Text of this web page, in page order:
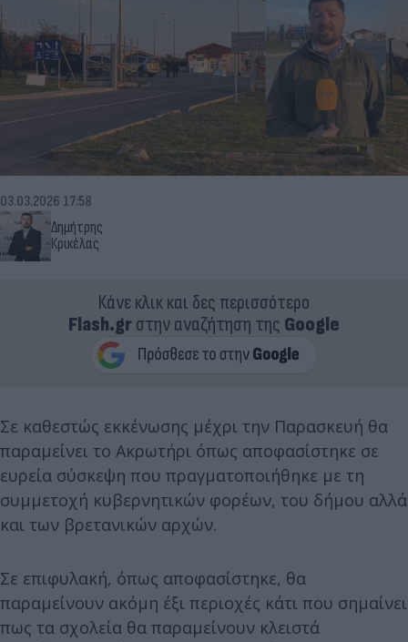
Δημήτρης
Κρικέλας
03.03.2026 17:58
Κάνε κλικ και δες περισσότερο
Flash.grστην αναζήτηση της Google
Σε καθεστώς εκκένωσης μέχρι την Παρασκευή θα
παραμείνει το Ακρωτήρι όπως αποφασίστηκε σε
ευρεία σύσκεψη που πραγματοποιήθηκε με τη
συμμετοχή κυβερνητικών φορέων, του δήμου αλλά
και των βρετανικών αρχών.
Σε επιφυλακή, όπως αποφασίστηκε, θα
παραμείνουν ακόμη έξι περιοχές κάτι που σημαίνει
πως τα σχολεία θα παραμείνουν κλειστά